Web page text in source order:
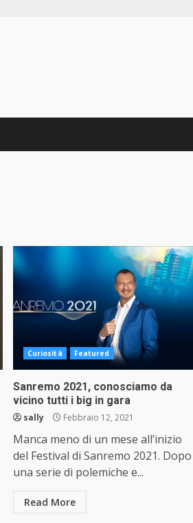
Curiosità Featured
Sanremo 2021, conosciamo da
vicino tutti i big in gara
sally Febbraio 12, 2021
Manca meno di un mese all’inizio
del Festival di Sanremo 2021. Dopo
una serie di polemiche e...
Read More